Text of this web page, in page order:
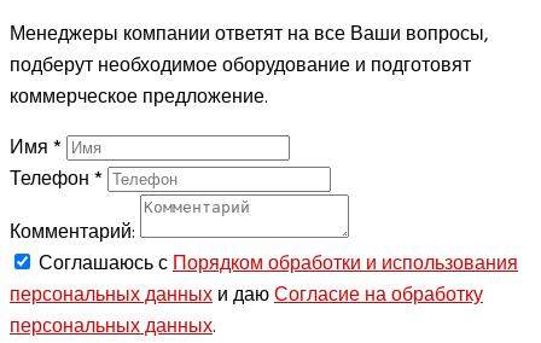
Менеджеры компании ответят на все Ваши вопросы,
подберут необходимое оборудование и подготовят
коммерческое предложение.
Имя*
Телефон*
Комментарий:
Соглашаюсь сПорядком обработки и использования
персональных данныхи даюСогласие на обработку
персональных данных.